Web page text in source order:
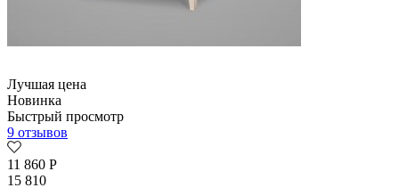
Лучшая цена
Новинка
Быстрый просмотр
9 отзывов
11 860 Р
15 810